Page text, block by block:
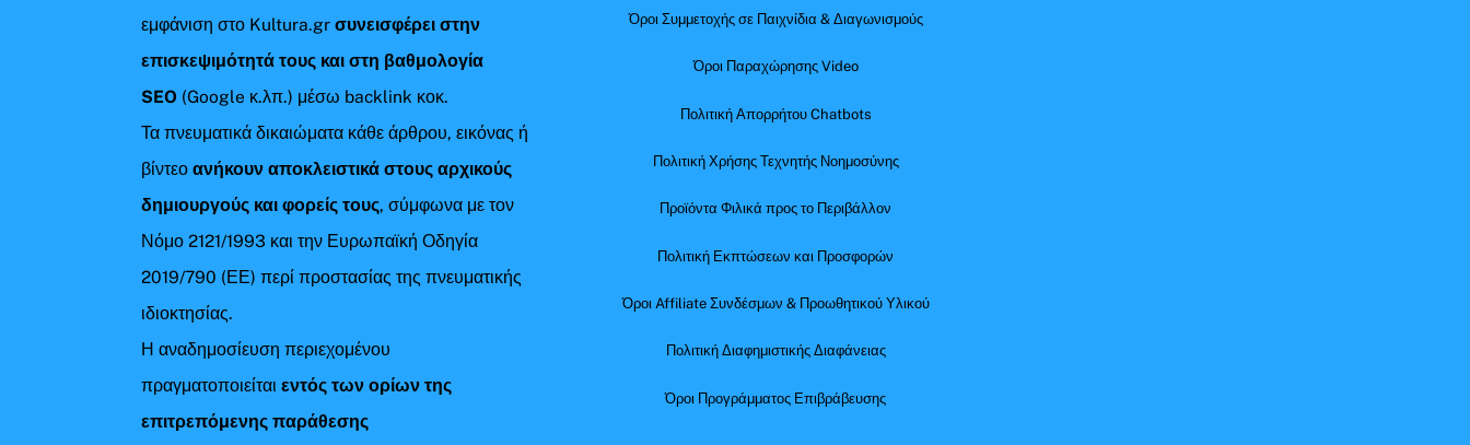
εμφάνιση στο Kultura.gr συνεισφέρει στην
επισκεψιμότητά τους και στη βαθμολογία
SEO (Google κ.λπ.) μέσω backlink κοκ.
Τα πνευματικά δικαιώματα κάθε άρθρου, εικόνας ή
βίντεοανήκουν αποκλειστικά στους αρχικούς
δημιουργούς και φορείς τους, σύμφωνα με τον
Νόμο 2121/1993 και την Ευρωπαϊκή Οδηγία
2019/790 (ΕΕ) περί προστασίας της πνευματικής
ιδιοκτησίας.
Η αναδημοσίευση περιεχομένου
πραγματοποιείταιεντός των ορίων της
επιτρεπόμενης παράθεσης
Όροι Συμμετοχής σε Παιχνίδια & Διαγωνισμούς
Όροι Παραχώρησης Video
Πολιτική Απορρήτου Chatbots
Πολιτική Χρήσης Τεχνητής Νοημοσύνης
Προϊόντα Φιλικά προς το Περιβάλλον
Πολιτική Εκπτώσεων και Προσφορών
Όροι Affiliate Συνδέσμων & Προωθητικού Υλικού
Πολιτική Διαφημιστικής Διαφάνειας
Όροι Προγράμματος Επιβράβευσης